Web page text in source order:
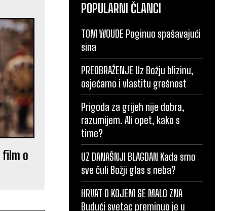
film o
POPULARNI ČLANCI
TOM WOUDE Poginuo spašavajući
sina
PREOBRAŽENJE Uz Božju blizinu,
osjećamo i vlastitu grešnost
Prigoda za grijeh nije dobra,
razumijem. Ali opet, kako s
time?
UZ DANAŠNJI BLAGDAN Kada smo
sve čuli Božji glas s neba?
HRVAT O KOJEM SE MALO ZNA
Budući svetac preminuo je u